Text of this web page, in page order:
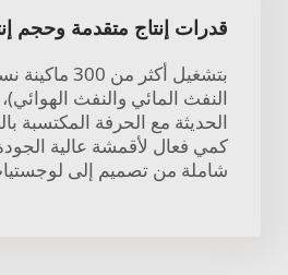
قدرات إنتاج متقدمة وحجم
بتشغيل أكثر من
النفث المائي والنفث
الحديثة مع الحرفة المكتسبة
كمي فعال لأقمشة عالية
شاملة من تصميم إلى